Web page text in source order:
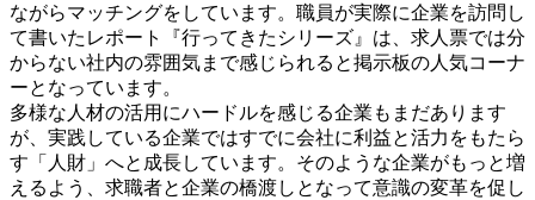
ながらマッチングをしています。職員が実際に企業を訪問し
て書いたレポート『行ってきたシリーズ』は、求人票では分
からない社内の雰囲気まで感じられると掲示板の人気コーナ
ーとなっています。
多様な人材の活用にハードルを感じる企業もまだあります
が、実践している企業ではすでに会社に利益と活力をもたら
す「人財」へと成長しています。そのような企業がもっと増
えるよう、求職者と企業の橋渡しとなって意識の変革を促し